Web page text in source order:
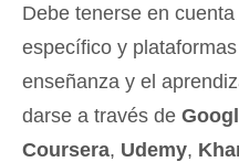
Debe tenerse en
específico y
enseñanza y el
darse a través de
Coursera, Udemy,